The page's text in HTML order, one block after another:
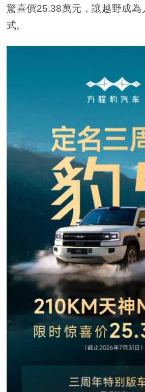
驚喜價25.38萬元，讓越野成
式。